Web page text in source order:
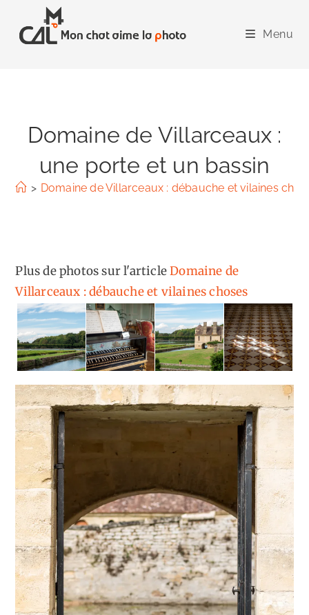
content
Menu
Domaine de Villarceaux :
une porte et un bassin
> Domaine de Villarceaux : débauche et vilaines
Plus de photos sur l'articleDomaine de
Villarceaux : débauche et vilaines choses